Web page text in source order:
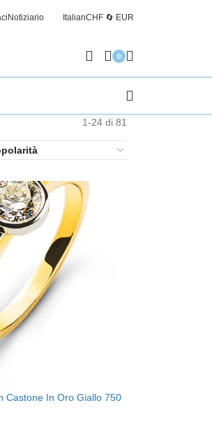
Notiziario ItalianCHF 🔄 EUR
0
1-24 di 81
Castone In Oro Giallo 750